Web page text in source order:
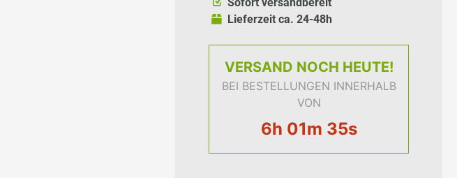
Lieferzeit ca. 24-48h
VERSAND NOCH HEUTE!
BEI BESTELLUNGEN INNERHALB
VON
6h 01m 34s